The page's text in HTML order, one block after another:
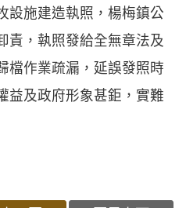
設施建造執照，楊梅鎮公
責，執照發給全無章法及
檔作業疏漏，延誤發照時
益及政府形象甚鉅，實難